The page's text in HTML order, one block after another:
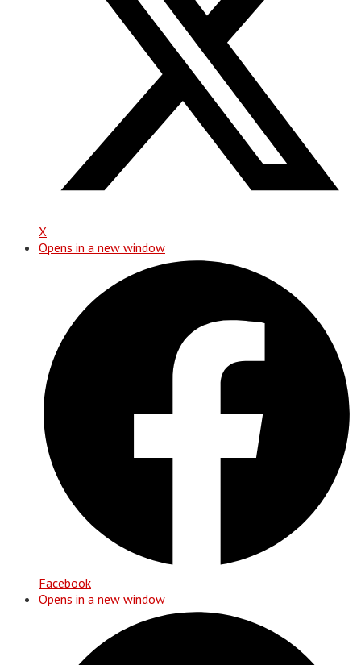
X
Opens in a new window
Facebook
Opens in a new window